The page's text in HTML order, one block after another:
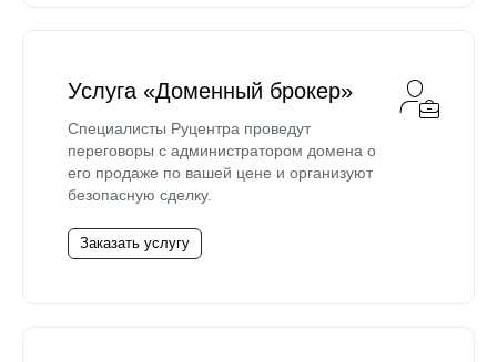
Услуга «Доменный брокер»
Специалисты Руцентра проведут
переговоры с администратором домена о
его продаже по вашей цене и организуют
безопасную сделку.
Заказать услугу